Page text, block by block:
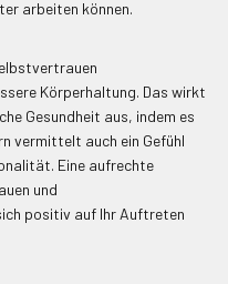
arbeiten können.
Körperhaltung. Das wirkt
Gesundheit aus, indem es
vermittelt auch ein Gefühl
Eine aufrechte
und
positiv auf Ihr Auftreten